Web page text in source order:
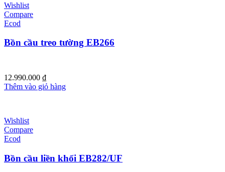
Wishlist
Compare
Ecod
Bồn cầu treo tường EB266
12.990.000 ₫
Thêm vào giỏ hàng
Wishlist
Compare
Ecod
Bồn cầu liền khối EB282/UF